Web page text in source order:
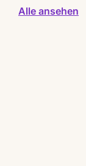
Alle ansehen